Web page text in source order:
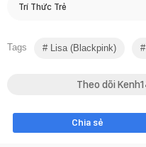
Trí Thức Trẻ
Tags Lisa (blackpink)
Theo dõi
Chia sẻ